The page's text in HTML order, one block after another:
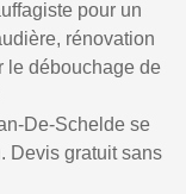
pour un
rénovation
le débouchage de
De-Schelde se
Devis gratuit sans